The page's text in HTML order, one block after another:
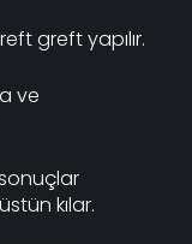
greft yapılır.
ve
kılar.